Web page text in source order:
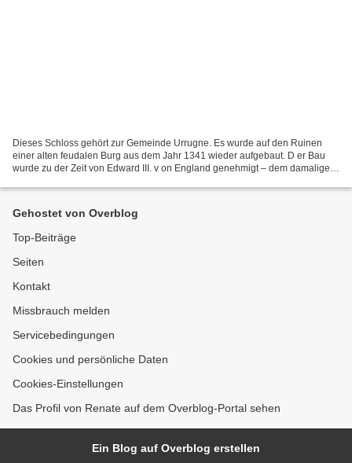
Dieses Schloss gehört zur Gemeinde Urrugne. Es wurde auf den Ruinen
einer alten feudalen Burg aus dem Jahr 1341 wieder aufgebaut. D er Bau
wurde zu der Zeit von Edward III. v on England genehmigt – dem damaligen
Gehostet von Overblog
Top-Beiträge
Seiten
Kontakt
Missbrauch melden
Servicebedingungen
Cookies und persönliche Daten
Cookies-Einstellungen
Das Profil von Renate auf dem Overblog-Portal sehen
Ein Blog auf Overblog erstellen